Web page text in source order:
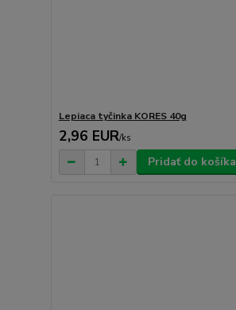
Lepiaca tyčinka KORES 40g
2,96 EUR/ks
Pridať do košíka